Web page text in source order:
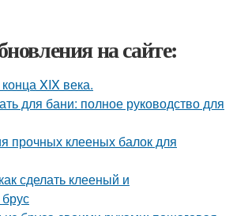
на сайте:
XIX века.
для бани: полное руководство для
прочных клееных балок для
сделать клееный и